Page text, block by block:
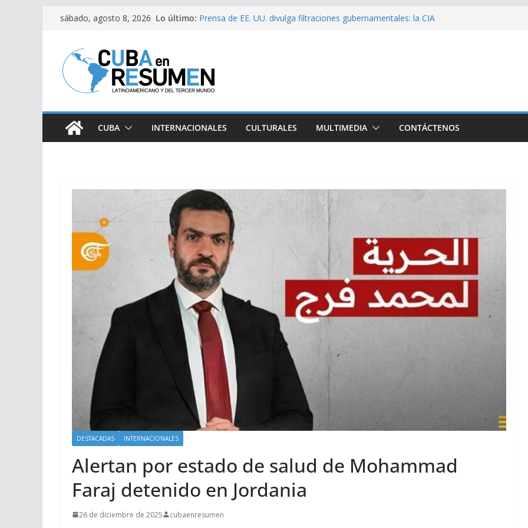
Saltar
contenido
sábado, agosto 8, 2026 Lo último: Fernández de Cossío sobre EE. UU.: ¿Será real el miedo?
Prensa de EE. UU. divulga filtraciones gubernamentales: la CIA
Visitó Díaz-Canel la Empresa Eléctrica de La Habana y otros
lugares de impacto para el país
CUBA INTERNACIONALES CULTURALES MULTIMEDIA CONTÁCTENOS
DESTACADAS INTERNACIONALES
Alertan por estado de salud de Mohammad
Faraj detenido en Jordania
26 de diciembre de 2025 cubaenresumen